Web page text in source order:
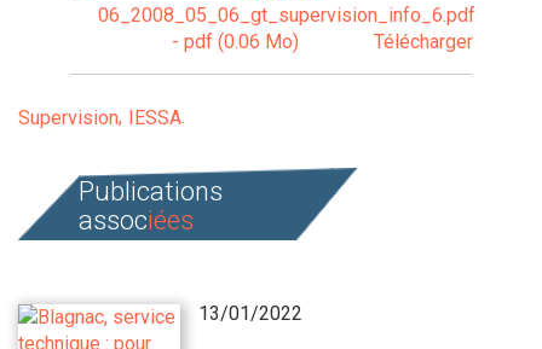
06_2008_05_06_gt_supervision_info_6.pdf
- pdf (0.06 Mo)
Télécharger
Supervision IESSA
Publications
associées
13/01/2022